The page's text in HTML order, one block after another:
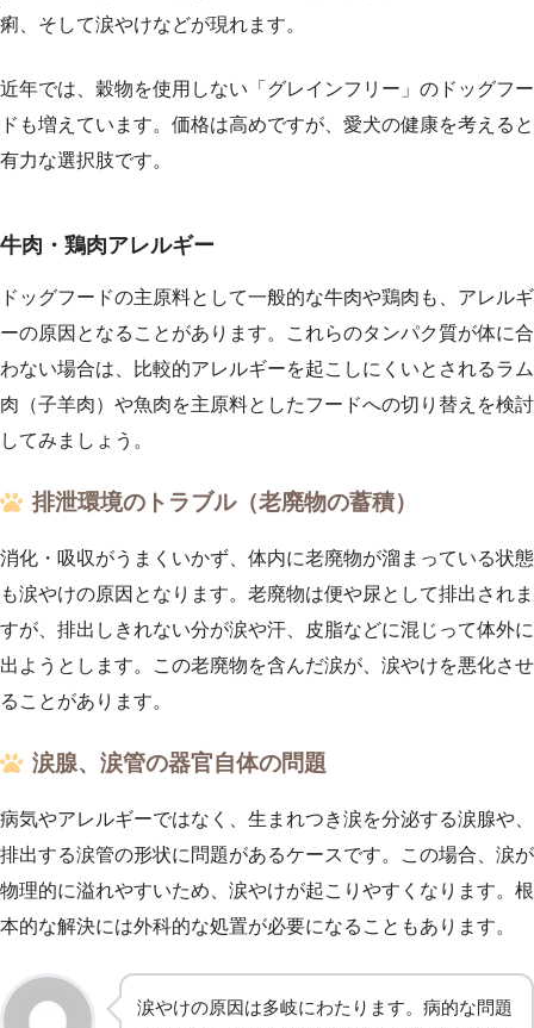
痢、そして涙やけなどが現れます。
近年では、穀物を使用しない「グレインフリー」のドッグフー
ドも増えています。価格は高めですが、愛犬の健康を考えると
有力な選択肢です。
牛肉・鶏肉アレルギー
ドッグフードの主原料として一般的な牛肉や鶏肉も、アレルギ
ーの原因となることがあります。これらのタンパク質が体に合
わない場合は、比較的アレルギーを起こしにくいとされるラム
肉（子羊肉）や魚肉を主原料としたフードへの切り替えを検討
してみましょう。
排泄環境のトラブル（老廃物の蓄積）
消化・吸収がうまくいかず、体内に老廃物が溜まっている状態
も涙やけの原因となります。老廃物は便や尿として排出されま
すが、排出しきれない分が涙や汗、皮脂などに混じって体外に
出ようとします。この老廃物を含んだ涙が、涙やけを悪化させ
ることがあります。
涙腺、涙管の器官自体の問題
病気やアレルギーではなく、生まれつき涙を分泌する涙腺や、
排出する涙管の形状に問題があるケースです。この場合、涙が
物理的に溢れやすいため、涙やけが起こりやすくなります。根
本的な解決には外科的な処置が必要になることもあります。
涙やけの原因は多岐にわたります。病的な問題